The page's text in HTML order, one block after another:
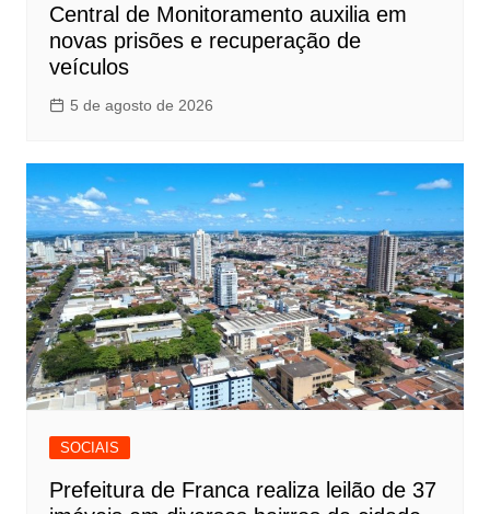
Central de Monitoramento auxilia em
novas prisões e recuperação de
veículos
5 de agosto de 2026
SOCIAIS
Prefeitura de Franca realiza leilão de 37